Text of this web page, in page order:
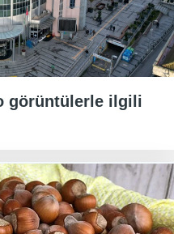
görüntülerle ilgili